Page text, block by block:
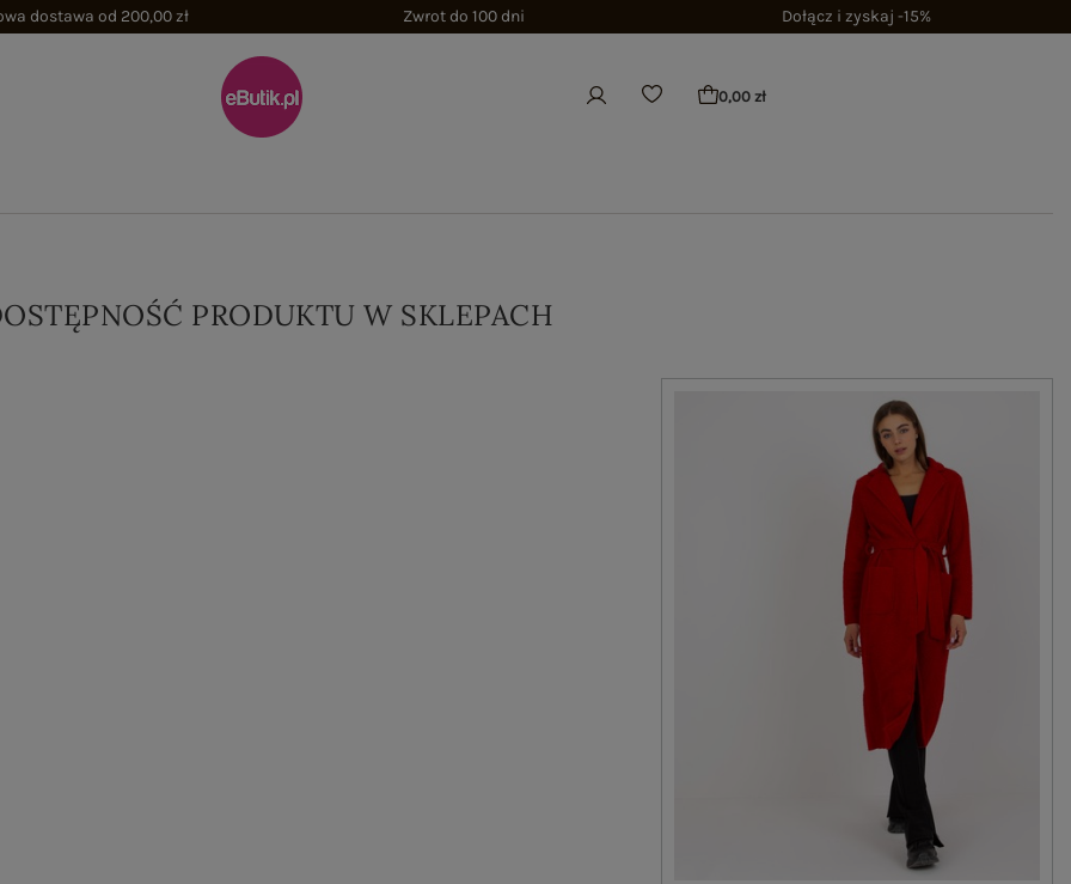
dostawa od 200,00 zł Zwrot do 100 dni Dołącz i zyskaj -15%
0,00 zł
PRODUKTU W SKLEPACH